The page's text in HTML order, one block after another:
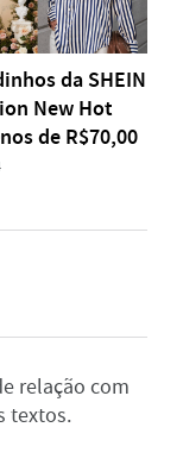
da SHEIN
New Hot
de R$70,00
relação com
textos.